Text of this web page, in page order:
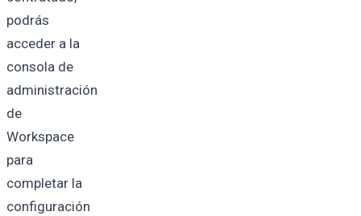
podrás
acceder a la
consola de
administración
de
Workspace
para
completar la
configuración